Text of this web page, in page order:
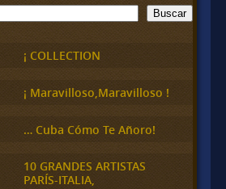
Buscar
¡ COLLECTION
¡ Maravilloso,Maravilloso !
… Cuba Cómo Te Añoro!
10 GRANDES ARTISTAS
PARÍS-ITALIA,